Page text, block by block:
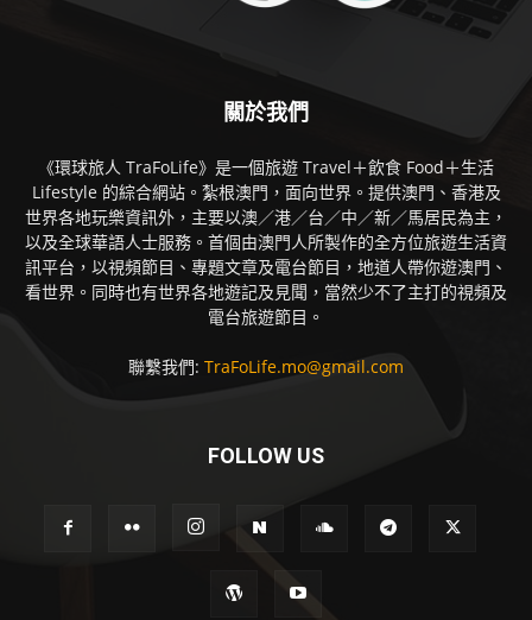
關於我們
《環球旅人 TraFoLife》是一個旅遊 Travel＋飲食 Food＋生活
Lifestyle 的綜合網站。紮根澳門，面向世界。提供澳門、香港及
世界各地玩樂資訊外，主要以澳／港／台／中／新／馬居民為主，
以及全球華語人士服務。首個由澳門人所製作的全方位旅遊生活資
訊平台，以視頻節目、專題文章及電台節目，地道人帶你遊澳門、
看世界。同時也有世界各地遊記及見聞，當然少不了主打的視頻及
電台旅遊節目。
聯繫我們: TraFoLife.mo@gmail.com
FOLLOW US